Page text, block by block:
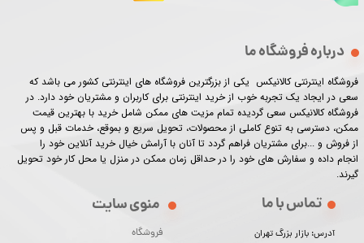
درباره فروشگاه ما
فروشگاه اینترنتی کالانیکس یکی از بزرگترین فروشگاه های اینترنتی کشور می باشد که
سعی در ایجاد یک تجربه خوب از خرید اینترنتی برای کاربران و مشتریان خود دارد. در
فروشگاه کالانیکس سعی گردیده تمام مزیت های ممکن شامل خرید با بهترین قیمت
ممکن، دسترسی به تنوع کاملی از محصولات، تحویل سریع و بموقع، خدمات قبل و پس
از فروش و ...برای مشتریان فراهم گردد تا آنان با آرامش خیال خرید آنلاین خود را
انجام داده و سفارش های خود را در حداقل زمان ممکن در منزل یا محل کار خود تحویل
گیرند.​​​​​​​
منوی سایت
فروشگاه
تماس با ما
آدرس: بازار بزرگ تهران